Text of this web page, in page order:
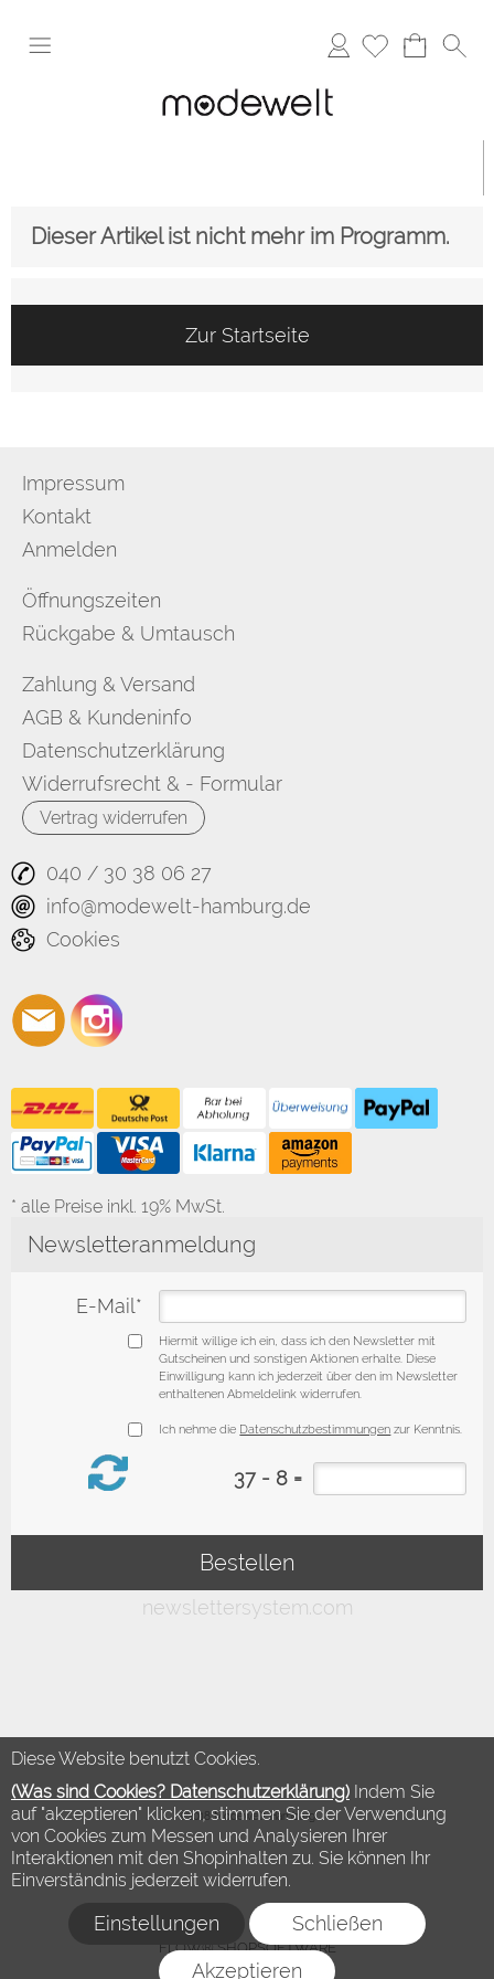
Diese Website benutzt Cookies.
(Was sind Cookies? Datenschutzerklärung) Indem Sie
auf "akzeptieren" klicken, stimmen Sie der Verwendung
von Cookies zum Messen und Analysieren Ihrer
Interaktionen mit den Shopinhalten zu. Sie können Ihr
Einverständnis jederzeit widerrufen.
Einstellungen Schließen
Akzeptieren
Anmelden
Dieser Artikel ist nicht mehr im Programm.
Zur Startseite
Impressum
Kontakt
Anmelden
Öffnungszeiten
Rückgabe & Umtausch
Zahlung & Versand
AGB & Kundeninfo
Datenschutzerklärung
Widerrufsrecht & - Formular
Vertrag widerrufen
040 / 30 38 06 27
info@modewelt-hamburg.de
Cookies
* alle Preise inkl. 19% MwSt.
©2018 Modewelt Hamburg
FLOW® SHOPSOFTWARE